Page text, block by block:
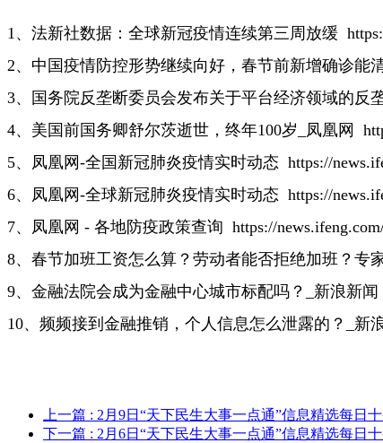
1、法新社数据：全球新冠疫情连续第三周放缓
2、中国疫情防控形势继续向好，春节前新增确诊能
3、国务院反垄断委员会发布关于平台经济领域的反
4、美国前国务卿舒尔茨逝世，终年100岁_凤凰网
5、凤凰网-全国新冠肺炎疫情实时动态 https://
6、凤凰网-全球新冠肺炎疫情实时动态 https://
7、凤凰网 - 各地防疫政策查询 https://
8、春节加班工资怎么算？劳动者能否拒绝加班？专
9、金融法院会成为金融中心城市标配吗？_新浪新闻
10、频频接到金融推销，个人信息怎么泄露的？_新
上一篇 : 2月9日“天下民生大事一点通”信息精选每日
下一篇 : 2月6日“天下民生大事一点通”信息精选每日